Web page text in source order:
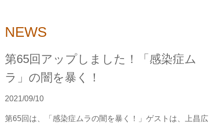
NEWS
第65回アップしました！「感染症ム
ラ」の闇を暴く！
2021/09/10
第65回は、「感染症ムラの闇を暴く！」ゲストは、上昌広